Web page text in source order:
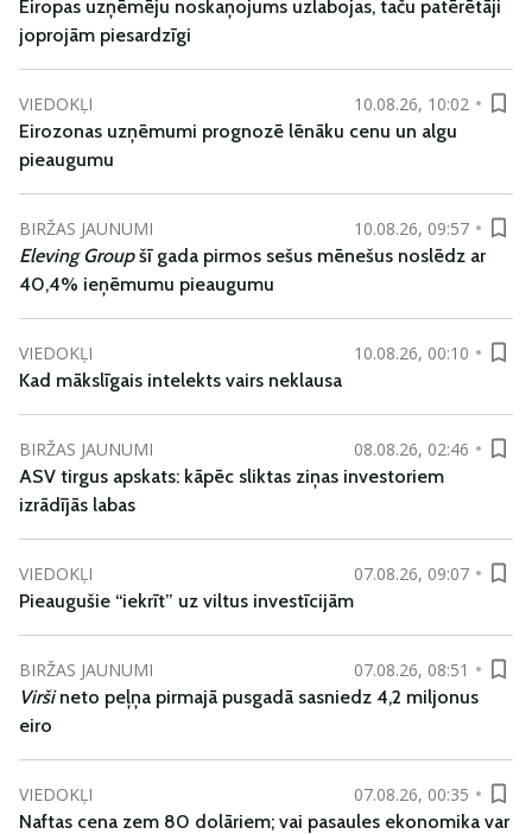
Eiropas uzņēmēju noskaņojums uzlabojas, taču patērētāji
joprojām piesardzīgi
VIEDOKĻI
10.08.26, 10:02
Eirozonas uzņēmumi prognozē lēnāku cenu un algu
pieaugumu
BIRŽAS JAUNUMI
10.08.26, 09:57
Eleving Groupšī gada pirmos sešus mēnešus noslēdz ar
40,4% ieņēmumu pieaugumu
VIEDOKĻI
10.08.26, 00:10
Kad mākslīgais intelekts vairs neklausa
BIRŽAS JAUNUMI
08.08.26, 02:46
ASV tirgus apskats: kāpēc sliktas ziņas investoriem
izrādījās labas
VIEDOKĻI
07.08.26, 09:07
Pieaugušie “iekrīt” uz viltus investīcijām
BIRŽAS JAUNUMI
07.08.26, 08:51
Viršineto peļņa pirmajā pusgadā sasniedz 4,2 miljonus
eiro
VIEDOKĻI
07.08.26, 00:35
Naftas cena zem 80 dolāriem; vai pasaules ekonomika var